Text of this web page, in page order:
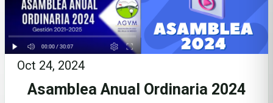
Oct 24, 2024
Asamblea Anual Ordinaria 2024